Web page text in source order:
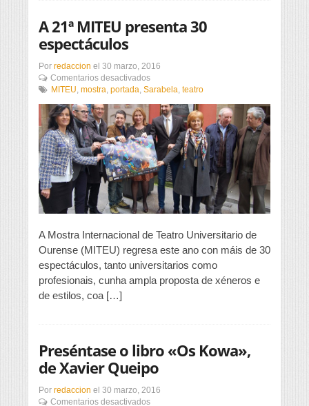
A 21ª MITEU presenta 30
espectáculos
Por redaccion el 30 marzo, 2016
Comentarios desactivadosen
A
MITEU
presenta
30
espectáculos
MITEU mostra portada Sarabela teatro
A Mostra Internacional de Teatro Universitario de
Ourense (MITEU) regresa este ano con máis de 30
espectáculos, tanto universitarios como
profesionais, cunha ampla proposta de xéneros e
de estilos, coa […]
Preséntase o libro «Os Kowa»,
de Xavier Queipo
Por redaccion el 30 marzo, 2016
Comentarios desactivadosen